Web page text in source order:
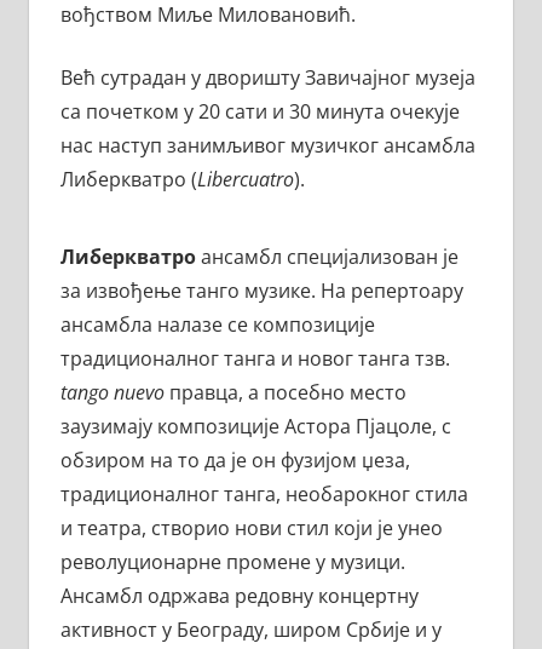
вођством Миље Миловановић.
Већ сутрадан у дворишту Завичајног музеја
са почетком у 20 сати и 30 минута очекује
нас наступ занимљивог музичког ансамбла
Либеркватро (Libercuatro).
Либеркватроансамбл специјализован је
за извођење танго музике. На репертоару
ансамбла налазе се композиције
традиционалног танга и новог танга тзв.
tango nuevoправца, а посебно место
заузимају композиције Астора Пјацоле, с
обзиром на то да је он фузијом џеза,
традиционалног танга, необарокног стила
и театра, створио нови стил који је унео
револуционарне промене у музици.
Ансамбл одржава редовну концертну
активност у Београду, широм Србије и у